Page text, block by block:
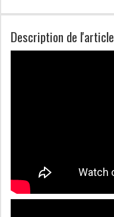
Description de l'article